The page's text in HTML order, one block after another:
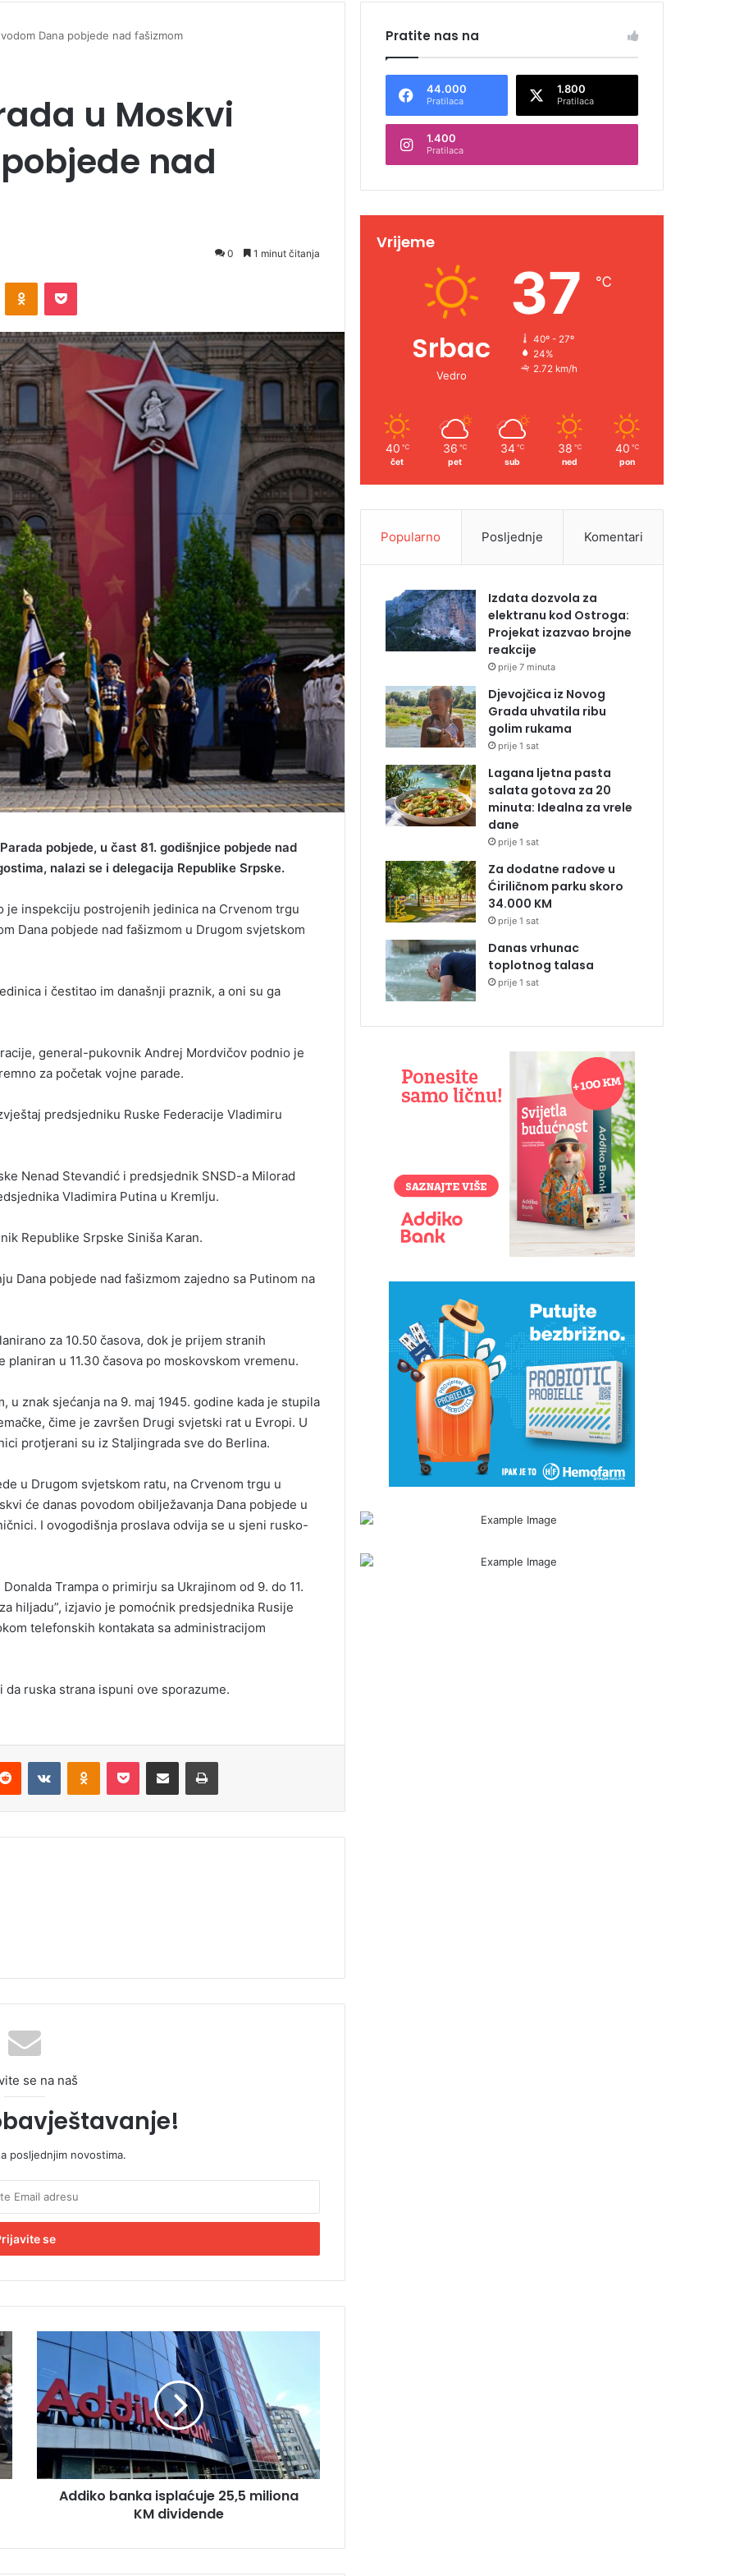
Dana pobjede nad fašizmom
u Moskvi
nad
0 1 minut čitanja
pobjede, u čast 81. godišnjice pobjede nad
nalazi se i delegacija Republike Srpske.
inspekciju postrojenih jedinica na Crvenom trgu
Dana pobjede nad fašizmom u Drugom svjetskom
i čestitao im današnji praznik, a oni su ga
general-pukovnik Andrej Mordvičov podnio je
za početak vojne parade.
predsjedniku Ruske Federacije Vladimiru
Nenad Stevandić i predsjednik SNSD-a Milorad
Vladimira Putina u Kremlju.
Republike Srpske Siniša Karan.
Dana pobjede nad fašizmom zajedno sa Putinom na
za 10.50 časova, dok je prijem stranih
u 11.30 časova po moskovskom vremenu.
u znak sjećanja na 9. maj 1945. godine kada je stupila
čime je završen Drugi svjetski rat u Evropi. U
protjerani su iz Staljingrada sve do Berlina.
u Drugom svjetskom ratu, na Crvenom trgu u
će danas povodom obilježavanja Dana pobjede u
I ovogodišnja proslava odvija se u sjeni rusko-
Trampa o primirju sa Ukrajinom od 9. do 11.
hiljadu”, izjavio je pomoćnik predsjednika Rusije
telefonskih kontakata sa administracijom
ruska strana ispuni ove sporazume.
se na naš
posljednjim novostima.
A
i
k
o
n
s
Addiko banka isplaćuje 25,5 miliona
KM dividende
Pratite nas na
44.000
Pratilaca
1.800
Pratilaca
1.400
Pratilaca
Vrijeme
Srbac
Vedro
37 ℃
40º - 27º
24%
2.72 km/h
40 ℃
čet
36 ℃
pet
34 ℃
sub
38 ℃
ned
40 ℃
pon
Popularno Posljednje Komentari
Izdata dozvola za
elektranu kod Ostroga:
Projekat izazvao brojne
reakcije
prije 7 minuta
Djevojčica iz Novog
Grada uhvatila ribu
golim rukama
prije 1 sat
Lagana ljetna pasta
salata gotova za 20
minuta: Idealna za vrele
dane
prije 1 sat
Za dodatne radove u
Ćiriličnom parku skoro
34.000 KM
prije 1 sat
Danas vrhunac
toplotnog talasa
prije 1 sat